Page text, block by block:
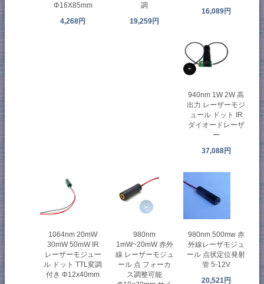
Φ16X85mm
4,268円
調
19,259円
16,089円
940nm 1W 2W 高
出力 レーザーモジ
ュール ドット IR
ダイオードレーザ
ー
37,088円
1064nm 20mW
30mW 50mW IR
レーザーモジュー
ル ドット TTL変調
付き Φ12x40mm
980nm
1mW~20mW 赤外
線 レーザーモジュ
ール 点 フォーカ
ス調整可能
980nm 500mw 赤
外線レーザモジュ
ール 点状定位発射
管 5-12V
20,521円